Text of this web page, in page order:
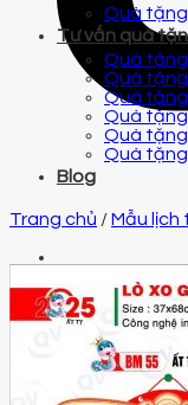
Email
Điện thoại
0961 425 999
Quà
Tư vấn quà
Quà
Quà
Quà
Quà
Quà
Quà tặng
Blog
Trang chủ /Mẫu lịch